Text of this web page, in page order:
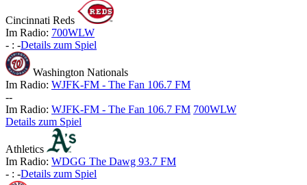
Cincinnati Reds
Im Radio: 700WLW
- : -Details zum Spiel
Washington Nationals
Im Radio: WJFK-FM - The Fan 106.7 FM
--
Im Radio: WJFK-FM - The Fan 106.7 FM 700WLW
Details zum Spiel
Athletics
Im Radio: WDGG The Dawg 93.7 FM
- : -Details zum Spiel